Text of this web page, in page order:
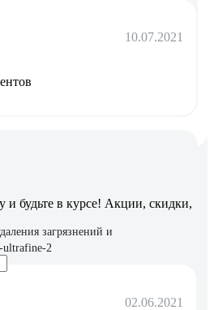
10.07.2021
загрязнений и
ultrafine-2
02.06.2021
и будьте в курсе! Акции, скидки,